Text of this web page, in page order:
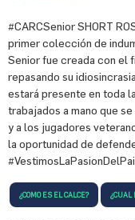
#CARCSenior SHORT
primer colección de
Senior fue creada con el
repasando su
estará presente en toda
trabajados a mano que
y a los jugadores
la oportunidad de
¿COMO ES EL CALCE? ¿CUAL